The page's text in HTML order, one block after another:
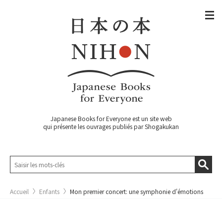
Japanese Books for Everyone est un site web
qui présente les ouvrages publiés par Shogakukan
Accueil Enfants Mon premier concert: une symphonie d'émotions